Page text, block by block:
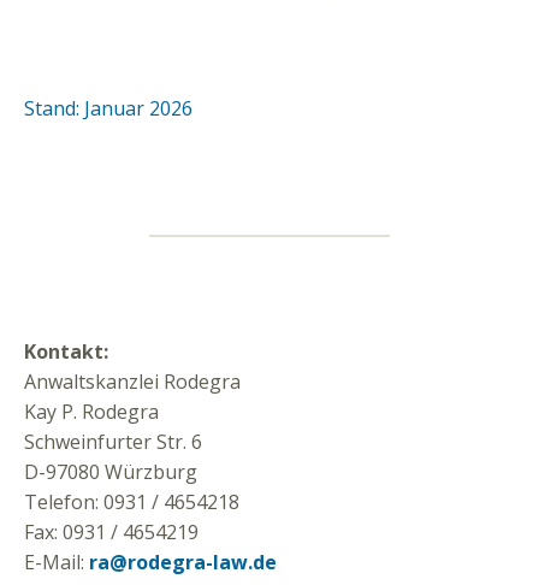
Stand: Januar 2026
Kontakt:
Anwaltskanzlei Rodegra
Kay P. Rodegra
Schweinfurter Str. 6
D-97080 Würzburg
Telefon: 0931 / 4654218
Fax: 0931 / 4654219
E-Mail: ra@rodegra-law.de